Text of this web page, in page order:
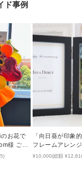
ド事例
のお花で
様 ご移
「向日葵が印象
フレームアレン
¥10,000(総額